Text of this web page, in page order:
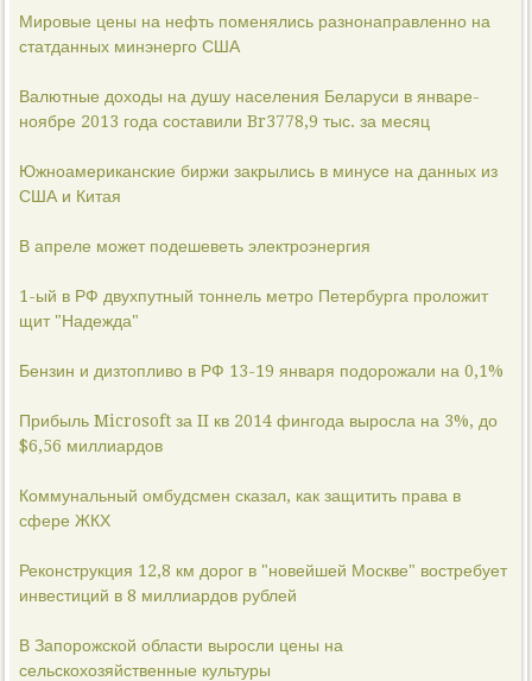
Мировые цены на нефть поменялись разнонаправленно на
статданных минэнерго США
Валютные доходы на душу населения Беларуси в январе-
ноябре 2013 года составили Br3778,9 тыс. за месяц
Южноамериканские биржи закрылись в минусе на данных из
США и Китая
В апреле может подешеветь электроэнергия
1-ый в РФ двухпутный тоннель метро Петербурга проложит
щит "Надежда"
Бензин и дизтопливо в РФ 13-19 января подорожали на 0,1%
Прибыль Microsoft за II кв 2014 фингода выросла на 3%, до
$6,56 миллиардов
Коммунальный омбудсмен сказал, как защитить права в
сфере ЖКХ
Реконструкция 12,8 км дорог в "новейшей Москве" востребует
инвестиций в 8 миллиардов рублей
В Запорожской области выросли цены на
сельскохозяйственные культуры